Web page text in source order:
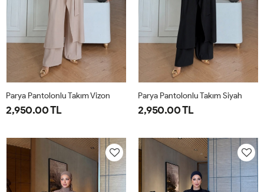
40
42-
44
46-
48
Parya Pantolonlu Takım Vizon
2,950.00 TL
38-
40
42-
44
48
Parya Pantolonlu Takım Siyah
2,950.00 TL